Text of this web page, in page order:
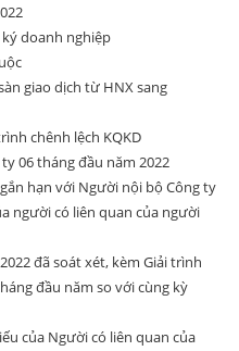
doanh nghiệp
giao dịch từ HNX sang
chênh lệch KQKD
06 tháng đầu năm 2022
hạn với Người nội bộ Công ty
người có liên quan của người
đã soát xét, kèm Giải trình
đầu năm so với cùng kỳ
của Người có liên quan của